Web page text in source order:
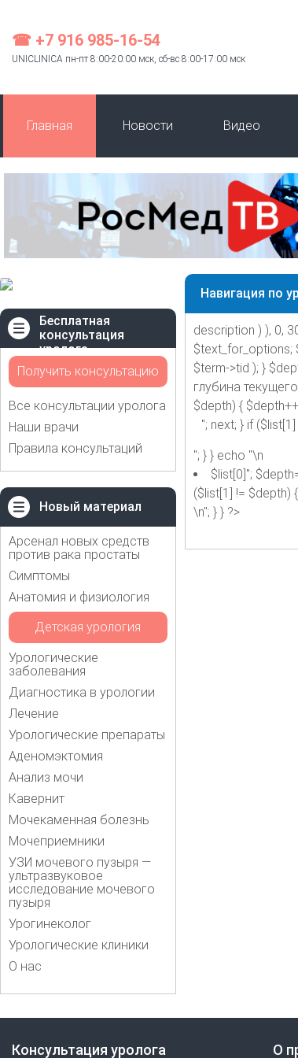
☎ +7 916 985-16-54
UNICLINICA пн-пт 8:00-20:00 мск, сб-вс 8:00-17:00 мск
Главная Новости Видео
Бесплатная
консультация
уролога
Получить консультацию
Все консультации уролога
Наши врачи
Правила консультаций
Новый материал
Арсенал новых средств
против рака простаты
Симптомы
Анатомия и физиология
Детская урология
Урологические
заболевания
Диагностика в урологии
Лечение
Урологические препараты
Аденомэктомия
Анализ мочи
Кавернит
Мочекаменная болезнь
Мочеприемники
УЗИ мочевого пузыря —
ультразвуковое
исследование мочевого
пузыря
Урогинеколог
Урологические клиники
О нас
Навигация по
description ) ), 0,
$text_for_options;
$term->tid ); }
глубина
$depth) {
"; next; } if
"; } } echo "\n
$list[0]";
($list[1] != $depth)
\n"; } } ?>
Консультация уролога О